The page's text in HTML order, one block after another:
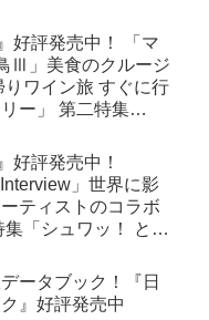
ワイン」
好評発売中！ 「マ
Ⅲ」美食のクルージ
ワイン旅 すぐに行
ー」 第二特集
」
好評発売中！
」世界に影
ティストのコラボ
「シュワッ！ と学
ン」 第二特集「カ
美味しい」
ータブック！『日
』好評発売中